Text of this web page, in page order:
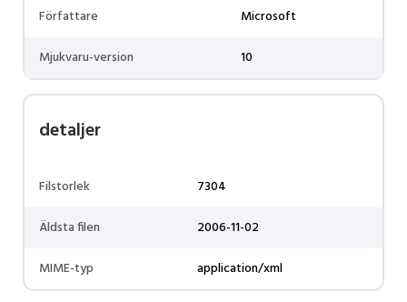
Författare
Microsoft
Mjukvaru-version
10
detaljer
Filstorlek
7304
Äldsta filen
2006-11-02
MIME-typ
application/xml